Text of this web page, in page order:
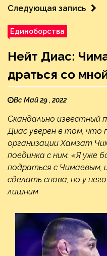
Следующая запись
Единоборства
Нейт Диас:
драться со
Вс Май 29 , 2022
Скандально известный
Диас уверен в том, что
организации Хамзат
поединка с ним. «Я уже
подраться с Чимаевым,
сделать снова, но у
лишним